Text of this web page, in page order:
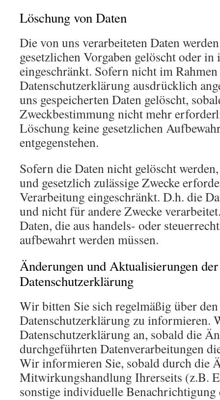
Löschung von Daten
Die von uns verarbeiteten Daten
gesetzlichen Vorgaben gelöscht oder
eingeschränkt. Sofern nicht im
Datenschutzerklärung ausdrücklich
uns gespeicherten Daten gelöscht,
Zweckbestimmung nicht mehr
Löschung keine gesetzlichen
entgegenstehen.
Sofern die Daten nicht gelöscht
und gesetzlich zulässige Zwecke
Verarbeitung eingeschränkt. D.h. die
und nicht für andere Zwecke
Daten, die aus handels- oder
aufbewahrt werden müssen.
Änderungen und Aktualisierungen der
Datenschutzerklärung
Wir bitten Sie sich regelmäßig über
Datenschutzerklärung zu informieren.
Datenschutzerklärung an, sobald die
durchgeführten Datenverarbeitungen
Wir informieren Sie, sobald durch die
Mitwirkungshandlung Ihrerseits (z.B.
sonstige individuelle